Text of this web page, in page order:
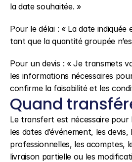
la date souhaitée. »
Pour le délai : « La date indiquée
tant que la quantité groupée
Pour un devis : « Je transmets
les informations nécessaires
confirme la faisabilité et les
Quand
Le transfert est nécessaire pour
les dates d’événement, les
professionnelles, les acomptes,
livraison partielle ou les